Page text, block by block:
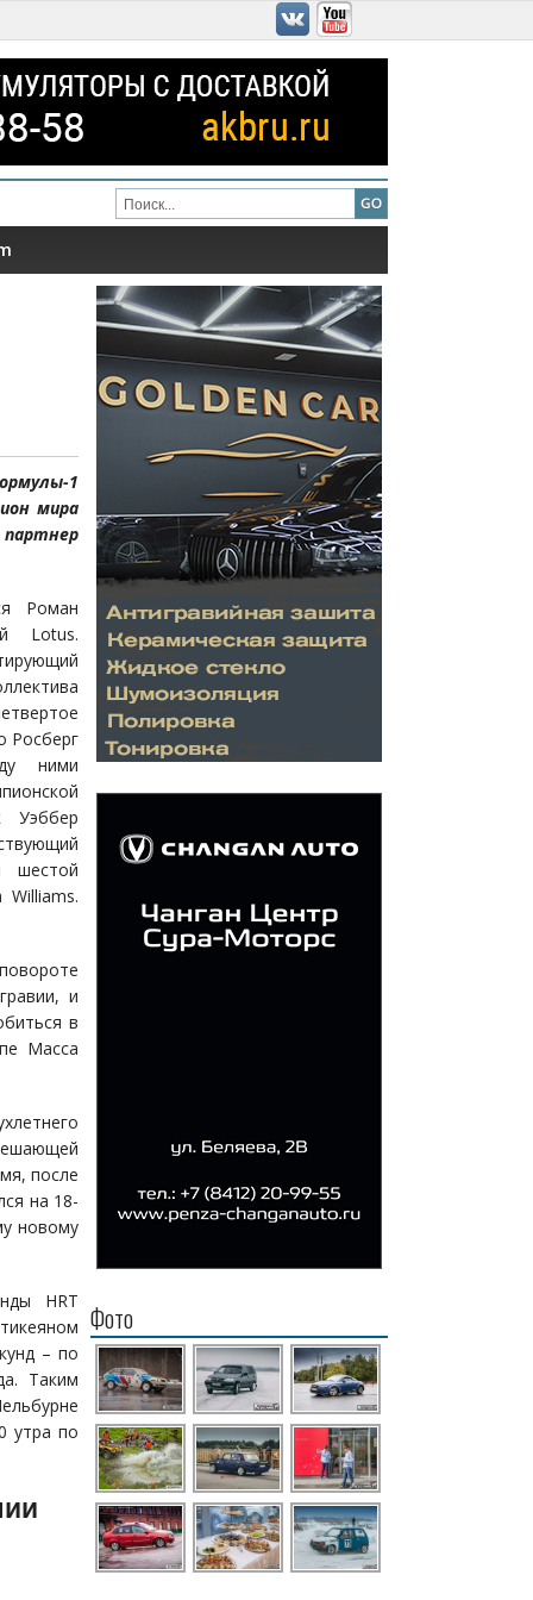
1
мира
Роман
Lotus.
Росберг
ними
Уэббер
шестой
и
в
Масса
после
на 18-
новому
HRT
– по
Таким
утра по
Фото